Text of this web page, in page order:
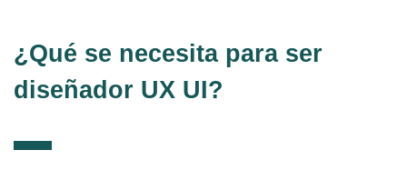
¿Qué se necesita para ser
diseñador UX UI?